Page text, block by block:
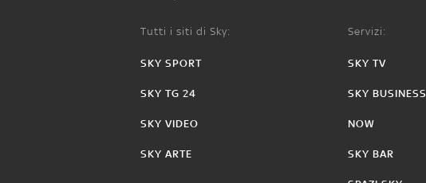
Tutti i siti di Sky:
SKY SPORT
SKY TG 24
SKY VIDEO
SKY ARTE
Servizi:
SKY TV
SKY BUSINESS
NOW
SKY BAR